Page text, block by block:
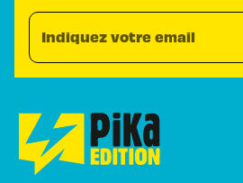
Indiquez votre email